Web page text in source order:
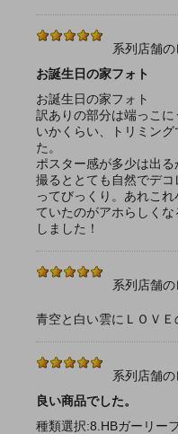
系列店舗
お誕生日の家フォト
お誕生日の家フォト
訳ありの部分は端っこ
いかくらい、トリミン
た。
ポスター感が多少は出
撮るととても自然でデ
ってびっくり。あれこ
ていたのがアホらしく
しました！
系列店舗
青空と白い雲にＬＯＶＥ
系列店舗
良い商品でした。
種類選択:8.HBガーリー